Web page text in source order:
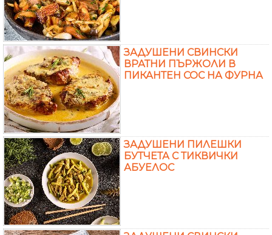
ЗАДУШЕНИ СВИНСКИ
ВРАТНИ ПЪРЖОЛИ В
ПИКАНТЕН СОС НА ФУРНА
ЗАДУШЕНИ ПИЛЕШКИ
БУТЧЕТА С ТИКВИЧКИ
АБУЕЛОС